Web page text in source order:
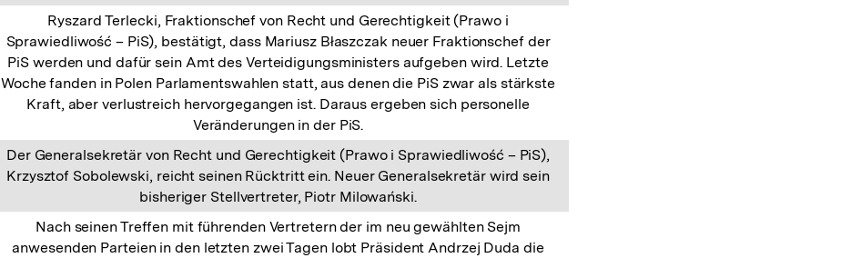
Ryszard Terlecki, Fraktionschef von Recht und Gerechtigkeit (Prawo i
Sprawiedliwość – PiS), bestätigt, dass Mariusz Błaszczak neuer Fraktionschef der
PiS werden und dafür sein Amt des Verteidigungsministers aufgeben wird. Letzte
Woche fanden in Polen Parlamentswahlen statt, aus denen die PiS zwar als stärkste
Kraft, aber verlustreich hervorgegangen ist. Daraus ergeben sich personelle
Veränderungen in der PiS.
Der Generalsekretär von Recht und Gerechtigkeit (Prawo i Sprawiedliwość – PiS),
Krzysztof Sobolewski, reicht seinen Rücktritt ein. Neuer Generalsekretär wird sein
bisheriger Stellvertreter, Piotr Milowański.
Nach seinen Treffen mit führenden Vertretern der im neu gewählten Sejm
anwesenden Parteien in den letzten zwei Tagen lobt Präsident Andrzej Duda die